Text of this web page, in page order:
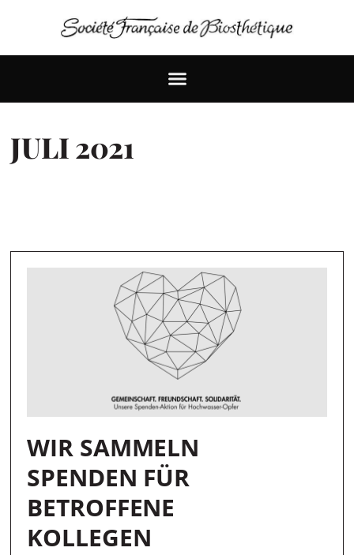
JULI 2021
WIR SAMMELN
SPENDEN FÜR
BETROFFENE
KOLLEGEN